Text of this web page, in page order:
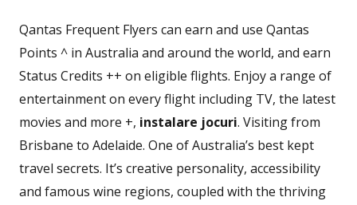
Qantas Frequent Flyers can earn and use Qantas
Points ^ in Australia and around the world, and earn
Status Credits ++ on eligible flights. Enjoy a range of
entertainment on every flight including TV, the latest
movies and more +, instalare jocuri. Visiting from
Brisbane to Adelaide. One of Australia’s best kept
travel secrets. It’s creative personality, accessibility
and famous wine regions, coupled with the thriving